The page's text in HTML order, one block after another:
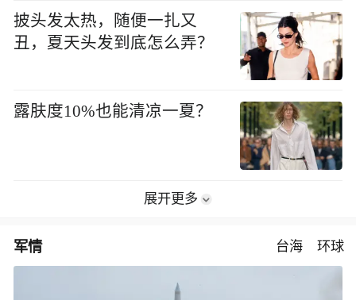
披头发太热，随便一扎又
丑，夏天头发到底怎么弄？
露肤度10%也能清凉一夏？
展开更多
军情 台海 环球